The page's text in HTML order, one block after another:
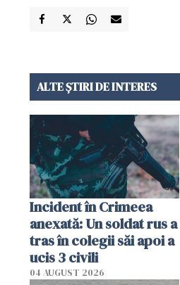
ALTE ȘTIRI DE INTERES
Incident în Crimeea
anexată: Un soldat rus a
tras în colegii săi apoi a
ucis 3 civili
04 AUGUST 2026